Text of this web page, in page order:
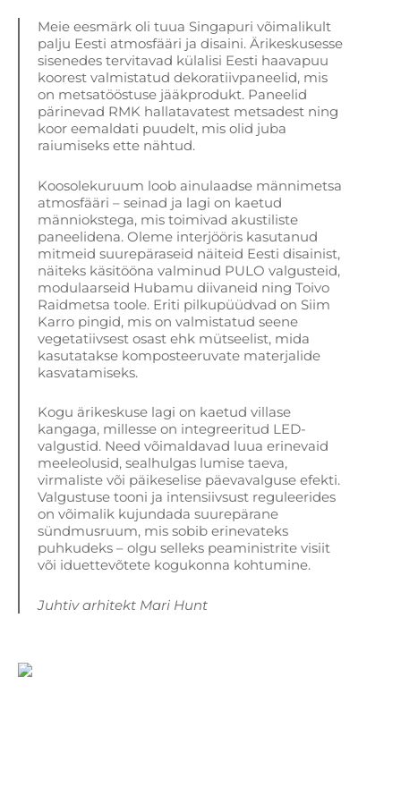
Meie eesmärk oli tuua Singapuri võimalikult
palju Eesti atmosfääri ja disaini. Ärikeskusesse
sisenedes tervitavad külalisi Eesti haavapuu
koorest valmistatud dekoratiivpaneelid, mis
on metsatööstuse jääkprodukt. Paneelid
pärinevad RMK hallatavatest metsadest ning
koor eemaldati puudelt, mis olid juba
raiumiseks ette nähtud.
Koosolekuruum loob ainulaadse männimetsa
atmosfääri – seinad ja lagi on kaetud
männiokstega, mis toimivad akustiliste
paneelidena. Oleme interjööris kasutanud
mitmeid suurepäraseid näiteid Eesti disainist,
näiteks käsitööna valminud PULO valgusteid,
modulaarseid Hubamu diivaneid ning Toivo
Raidmetsa toole. Eriti pilkupüüdvad on Siim
Karro pingid, mis on valmistatud seene
vegetatiivsest osast ehk mütseelist, mida
kasutatakse komposteeruvate materjalide
kasvatamiseks.
Kogu ärikeskuse lagi on kaetud villase
kangaga, millesse on integreeritud LED-
valgustid. Need võimaldavad luua erinevaid
meeleolusid, sealhulgas lumise taeva,
virmaliste või päikeselise päevavalguse efekti.
Valgustuse tooni ja intensiivsust reguleerides
on võimalik kujundada suurepärane
sündmusruum, mis sobib erinevateks
puhkudeks – olgu selleks peaministrite visiit
või iduettevõtete kogukonna kohtumine.
Juhtiv arhitekt Mari Hunt